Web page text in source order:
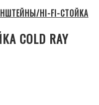
HI-FI-СТОЙКА
COLD RAY